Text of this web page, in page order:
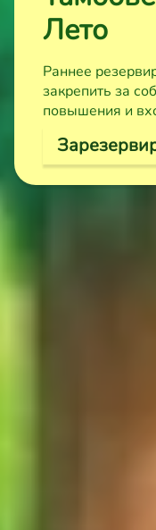
Лето
Раннее
закрепить за
повышения и